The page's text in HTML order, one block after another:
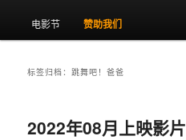
电影节 赞助我们
标签归档：跳舞吧！爸爸
2022年08月上映影片